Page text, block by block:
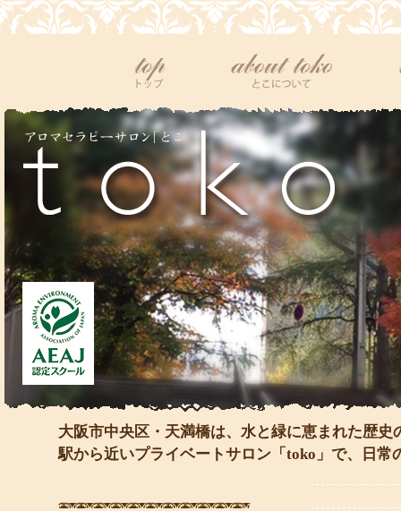
大阪市中央区・天満橋は、水と緑に恵まれた歴史
駅から近いプライベートサロン「toko」で、日常